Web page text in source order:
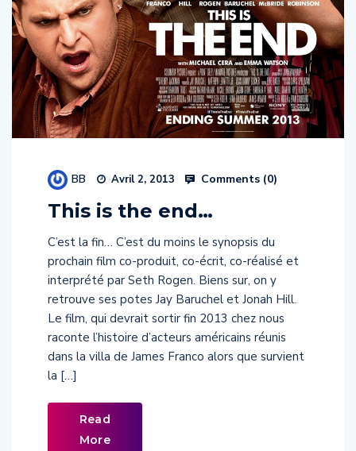
BB Avril 2, 2013 Comments (0)
This is the end…
C’est la fin… C’est du moins le synopsis du
prochain film co-produit, co-écrit, co-réalisé et
interprété par Seth Rogen. Biens sur, on y
retrouve ses potes Jay Baruchel et Jonah Hill.
Le film, qui devrait sortir fin 2013 chez nous
raconte l’histoire d’acteurs américains réunis
dans la villa de James Franco alors que survient
la […]
Read
More